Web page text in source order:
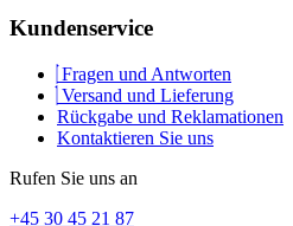
Kundenservice
Fragen und Antworten
Versand und Lieferung
Rückgabe und Reklamationen
Kontaktieren Sie uns
Rufen Sie uns an
+45 30 45 21 87